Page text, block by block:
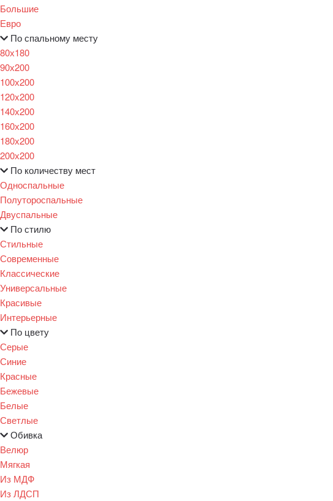
Большие
Евро
По спальному месту
80х180
90х200
100х200
120x200
140х200
160х200
180х200
200х200
По количеству мест
Односпальные
Полутороспальные
Двуспальные
По стилю
Стильные
Современные
Классические
Универсальные
Красивые
Интерьерные
По цвету
Серые
Синие
Красные
Бежевые
Белые
Светлые
Обивка
Велюр
Мягкая
Из МДФ
Из ЛДСП